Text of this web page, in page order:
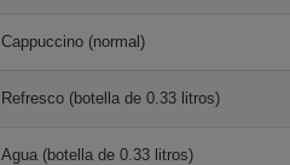
Cappuccino (normal)
Refresco (botella de 0.33 litros)
Agua (botella de 0.33 litros)